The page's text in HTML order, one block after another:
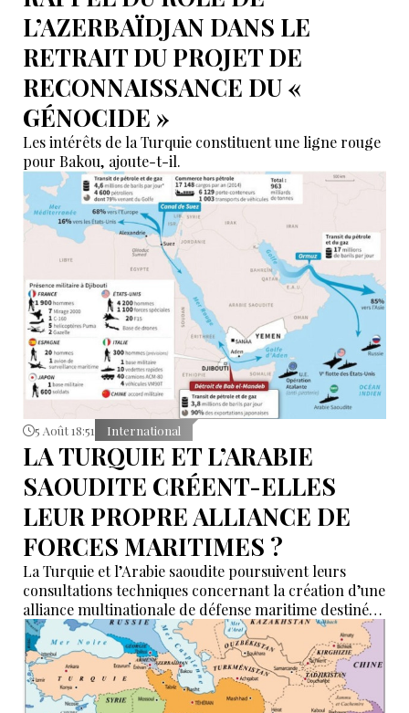
L’AZERBAÏDJAN DANS LE
RETRAIT DU PROJET DE
RECONNAISSANCE DU «
GÉNOCIDE »
Les intérêts de la Turquie constituent une ligne rouge
pour Bakou, ajoute-t-il.
5 Août 18:51 International
LA TURQUIE ET L’ARABIE
SAOUDITE CRÉENT-ELLES
LEUR PROPRE ALLIANCE DE
FORCES MARITIMES ?
La Turquie et l’Arabie saoudite poursuivent leurs
consultations techniques concernant la création d’une
alliance multinationale de défense maritime destinée
à garantir la sécurité de la navigation en mer Rouge,
dans le détroit de Bab el-Mandeb et dans le golfe
d’Aden.